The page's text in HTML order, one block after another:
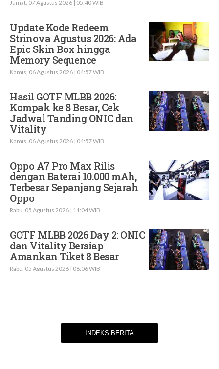
Jumat, 07 Agustus 2026 | 05:40 WIB
Update Kode Redeem
Strinova Agustus 2026: Ada
Epic Skin Box hingga
Memory Sequence
Kamis, 06 Agustus 2026 | 04:57 WIB
Hasil GOTF MLBB 2026:
Kompak ke 8 Besar, Cek
Jadwal Tanding ONIC dan
Vitality
Kamis, 06 Agustus 2026 | 04:57 WIB
Oppo A7 Pro Max Rilis
dengan Baterai 10.000 mAh,
Terbesar Sepanjang Sejarah
Oppo
Rabu, 05 Agustus 2026 | 11:04 WIB
GOTF MLBB 2026 Day 2: ONIC
dan Vitality Bersiap
Amankan Tiket 8 Besar
Rabu, 05 Agustus 2026 | 08:06 WIB
INDEKS BERITA